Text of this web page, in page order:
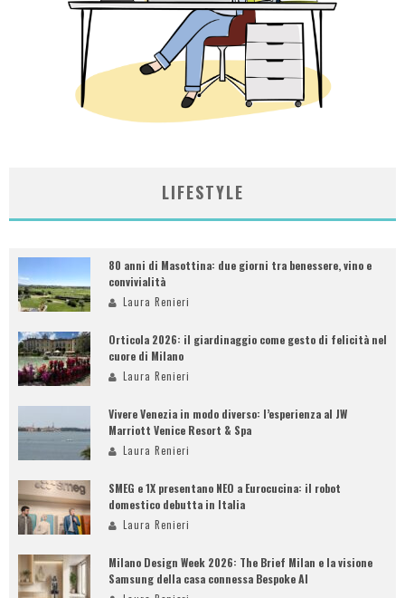
LIFESTYLE
80 anni di Masottina: due giorni tra benessere, vino e
convivialità
Laura Renieri
Orticola 2026: il giardinaggio come gesto di felicità nel
cuore di Milano
Laura Renieri
Vivere Venezia in modo diverso: l’esperienza al JW
Marriott Venice Resort & Spa
Laura Renieri
SMEG e 1X presentano NEO a Eurocucina: il robot
domestico debutta in Italia
Laura Renieri
Milano Design Week 2026: The Brief Milan e la visione
Samsung della casa connessa Bespoke AI